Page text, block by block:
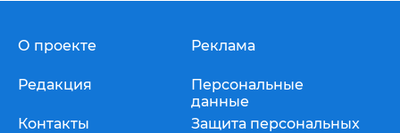
О проекте
Редакция
Контакты
Реклама
Персональные
данные
Защита персональных